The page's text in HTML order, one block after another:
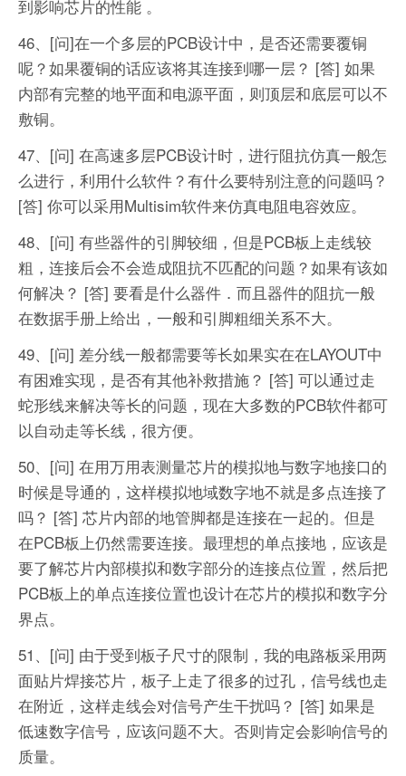
到影响芯片的性能 。
46、[问]在一个多层的PCB设计中，是否还需要覆铜
呢？如果覆铜的话应该将其连接到哪一层？ [答] 如果
内部有完整的地平面和电源平面，则顶层和底层可以不
敷铜。
47、[问] 在高速多层PCB设计时，进行阻抗仿真一般怎
么进行，利用什么软件？有什么要特别注意的问题吗？
[答] 你可以采用Multisim软件来仿真电阻电容效应。
48、[问] 有些器件的引脚较细，但是PCB板上走线较
粗，连接后会不会造成阻抗不匹配的问题？如果有该如
何解决？ [答] 要看是什么器件．而且器件的阻抗一般
在数据手册上给出，一般和引脚粗细关系不大。
49、[问] 差分线一般都需要等长如果实在在LAYOUT中
有困难实现，是否有其他补救措施？ [答] 可以通过走
蛇形线来解决等长的问题，现在大多数的PCB软件都可
以自动走等长线，很方便。
50、[问] 在用万用表测量芯片的模拟地与数字地接口的
时候是导通的，这样模拟地域数字地不就是多点连接了
吗？ [答] 芯片内部的地管脚都是连接在一起的。但是
在PCB板上仍然需要连接。最理想的单点接地，应该是
要了解芯片内部模拟和数字部分的连接点位置，然后把
PCB板上的单点连接位置也设计在芯片的模拟和数字分
界点。
51、[问] 由于受到板子尺寸的限制，我的电路板采用两
面贴片焊接芯片，板子上走了很多的过孔，信号线也走
在附近，这样走线会对信号产生干扰吗？ [答] 如果是
低速数字信号，应该问题不大。否则肯定会影响信号的
质量。